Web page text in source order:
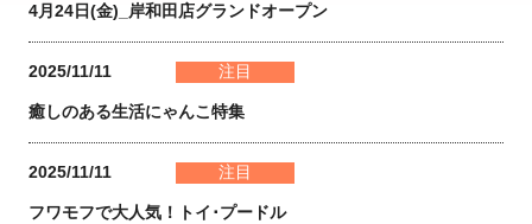
4月24日(金)_岸和田店グランドオープン
2025/11/11 注目
癒しのある生活にゃんこ特集
2025/11/11 注目
フワモフで大人気！トイ･プードル